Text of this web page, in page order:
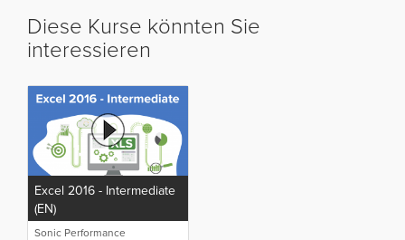
Diese Kurse könnten Sie
interessieren
Excel 2016 - Intermediate
(EN)
Sonic Performance